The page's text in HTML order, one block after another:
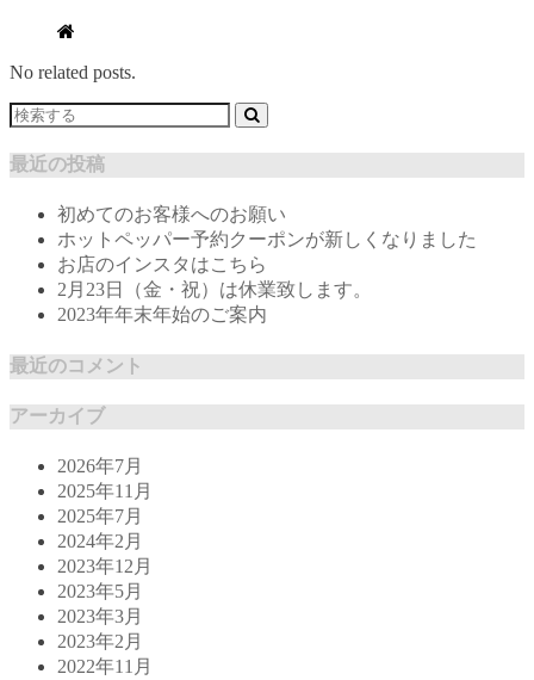
No related posts.
最近の投稿
初めてのお客様へのお願い
ホットペッパー予約クーポンが新しくなりました
お店のインスタはこちら
2月23日（金・祝）は休業致します。
2023年年末年始のご案内
最近のコメント
アーカイブ
2026年7月
2025年11月
2025年7月
2024年2月
2023年12月
2023年5月
2023年3月
2023年2月
2022年11月